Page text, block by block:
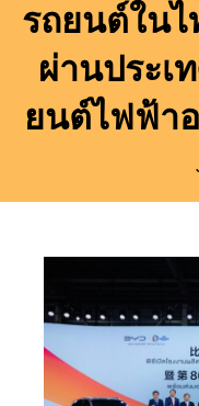
รถยนต์ใน
ผ่านประเ
ยนต์ไฟฟ้า